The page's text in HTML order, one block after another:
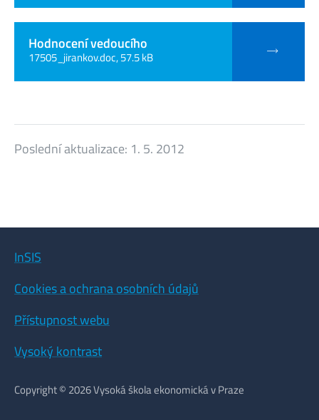
Hodnocení vedoucího
17505_jirankov.doc, 57.5 kB
Poslední aktualizace: 1. 5. 2012
InSIS
Cookies a ochrana osobních údajů
Přístupnost webu
Vysoký kontrast
Copyright © 2026 Vysoká škola ekonomická v Praze